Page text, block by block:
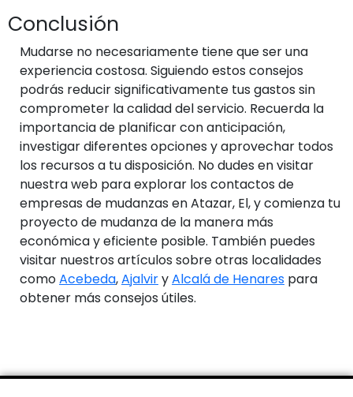
Conclusión
Mudarse no necesariamente tiene que ser una
experiencia costosa. Siguiendo estos consejos
podrás reducir significativamente tus gastos sin
comprometer la calidad del servicio. Recuerda la
importancia de planificar con anticipación,
investigar diferentes opciones y aprovechar todos
los recursos a tu disposición. No dudes en visitar
nuestra web para explorar los contactos de
empresas de mudanzas en Atazar, El, y comienza tu
proyecto de mudanza de la manera más
económica y eficiente posible. También puedes
visitar nuestros artículos sobre otras localidades
comoAcebeda,AjalviryAlcalá de Henares para
obtener más consejos útiles.